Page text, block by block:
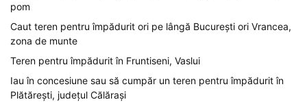
pom
Caut teren pentru împădurit ori pe lângă București ori Vrancea,
zona de munte
Teren pentru împădurit în Fruntiseni, Vaslui
Iau în concesiune sau să cumpăr un teren pentru împădurit în
Plătărești, județul Călărași